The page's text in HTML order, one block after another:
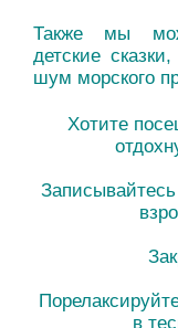
Также мы
детские
шум морского
Хотите
в